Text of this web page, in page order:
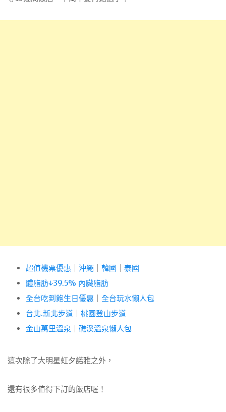
超值機票優惠 沖繩 韓國
泰國
體脂肪↓39.5% 內臟脂肪
全台吃到飽生日優惠
全台玩水懶人包
台北.新北步道
桃園登山步道
金山萬里溫泉
礁溪溫泉懶人包
這次除了大明星虹夕諾雅之外，
還有很多值得下訂的飯店喔！